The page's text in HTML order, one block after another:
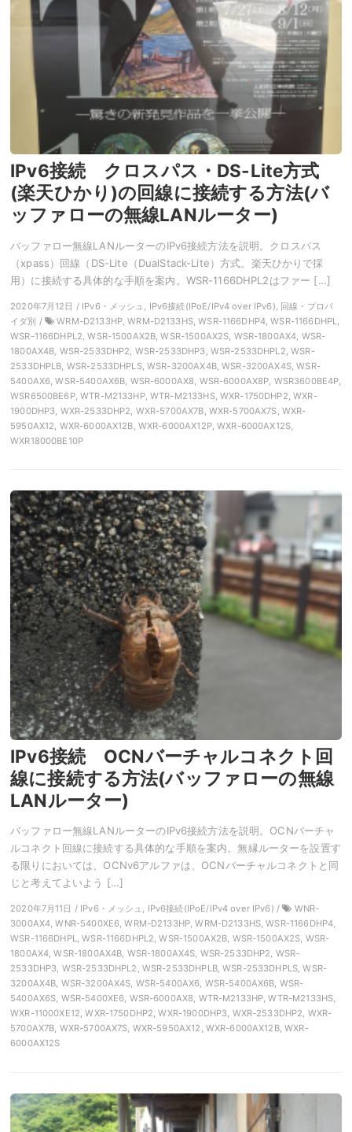
IPv6接続 クロスパス・DS-Lite方式
(楽天ひかり)の回線に接続する方法(バ
ッファローの無線LANルーター)
バッファロー無線LANルーターのIPv6接続方法を説明。クロスパス
（xpass）回線（DS-Lite（DualStack-Lite）方式。楽天ひかりで採
用）に接続する具体的な手順を案内。WSR-1166DHPL2はファー […]
2020年7月12日 / IPv6・メッシュ, IPv6接続(IPoE/IPv4 over IPv6), 回線・プロバ
イダ別 /
WRM-D2133HP, WRM-D2133HS, WSR-1166DHP4, WSR-1166DHPL,
WSR-1166DHPL2, WSR-1500AX2B, WSR-1500AX2S, WSR-1800AX4, WSR-
1800AX4B, WSR-2533DHP2, WSR-2533DHP3, WSR-2533DHPL2, WSR-
2533DHPLB, WSR-2533DHPLS, WSR-3200AX4B, WSR-3200AX4S, WSR-
5400AX6, WSR-5400AX6B, WSR-6000AX8, WSR-6000AX8P, WSR3600BE4P,
WSR6500BE6P, WTR-M2133HP, WTR-M2133HS, WXR-1750DHP2, WXR-
1900DHP3, WXR-2533DHP2, WXR-5700AX7B, WXR-5700AX7S, WXR-
5950AX12, WXR-6000AX12B, WXR-6000AX12P, WXR-6000AX12S,
WXR18000BE10P
IPv6接続 OCNバーチャルコネクト回
線に接続する方法(バッファローの無線
LANルーター)
バッファロー無線LANルーターのIPv6接続方法を説明。OCNバーチャ
ルコネクト回線に接続する具体的な手順を案内。無縁ルーターを設置す
る限りにおいては、OCNv6アルファは、OCNバーチャルコネクトと同
じと考えてよいよう […]
2020年7月11日 / IPv6・メッシュ, IPv6接続(IPoE/IPv4 over IPv6) /
WNR-
3000AX4, WNR-5400XE6, WRM-D2133HP, WRM-D2133HS, WSR-1166DHP4,
WSR-1166DHPL, WSR-1166DHPL2, WSR-1500AX2B, WSR-1500AX2S, WSR-
1800AX4, WSR-1800AX4B, WSR-1800AX4S, WSR-2533DHP2, WSR-
2533DHP3, WSR-2533DHPL2, WSR-2533DHPLB, WSR-2533DHPLS, WSR-
3200AX4B, WSR-3200AX4S, WSR-5400AX6, WSR-5400AX6B, WSR-
5400AX6S, WSR-5400XE6, WSR-6000AX8, WTR-M2133HP, WTR-M2133HS,
WXR-11000XE12, WXR-1750DHP2, WXR-1900DHP3, WXR-2533DHP2, WXR-
5700AX7B, WXR-5700AX7S, WXR-5950AX12, WXR-6000AX12B, WXR-
6000AX12S